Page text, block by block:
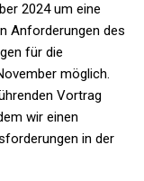
2024 um eine
Anforderungen des
für die
möglich.
Vortrag
wir einen
in der